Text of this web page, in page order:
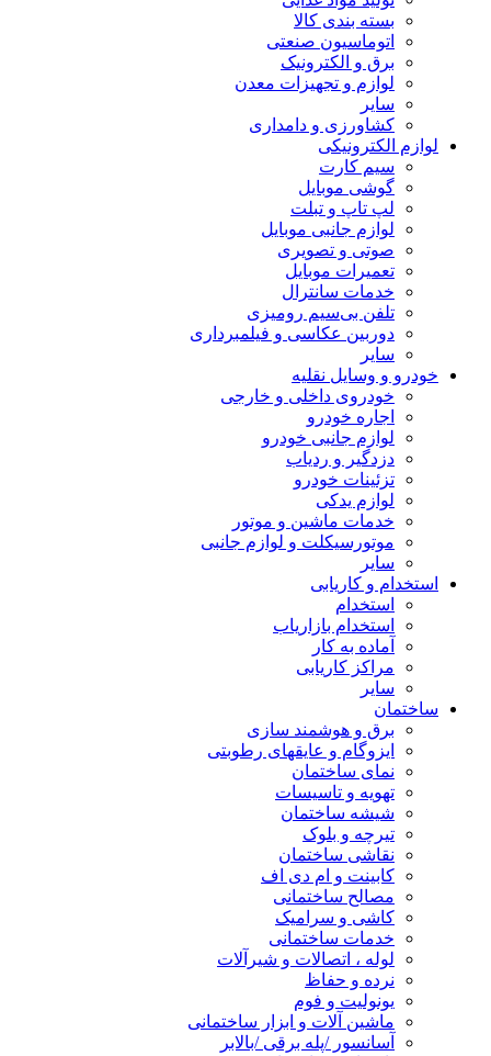
بسته بندی کالا
اتوماسیون صنعتی
برق و الکترونیک
لوازم و تجهیزات معدن
سایر
کشاورزی و دامداری
لوازم الکترونیکی
سیم کارت
گوشی موبایل
لپ تاپ و تبلت
لوازم جانبی موبایل
صوتی و تصویری
تعمیرات موبایل
خدمات سانترال
تلفن بی‌سیم رومیزی
دوربین عکاسی و فیلمبرداری
سایر
خودرو و وسایل نقلیه
خودروی داخلی و خارجی
اجاره خودرو
لوازم جانبی خودرو
دزدگیر و ردیاب
تزئینات خودرو
لوازم یدکی
خدمات ماشین و موتور
موتورسیکلت و لوازم جانبی
سایر
استخدام و کاریابی
استخدام
استخدام بازاریاب
آماده به کار
مراکز کاریابی
سایر
ساختمان
برق و هوشمند سازی
ایزوگام و عایقهای رطوبتی
نمای ساختمان
تهویه و تاسیسات
شیشه ساختمان
تیرچه و بلوک
نقاشی ساختمان
کابینت و ام دی اف
مصالح ساختمانی
کاشی و سرامیک
خدمات ساختمانی
لوله ، اتصالات و شیرآلات
نرده و حفاظ
یونولیت و فوم
ماشین آلات و ابزار ساختمانی
آسانسور /پله برقی /بالابر